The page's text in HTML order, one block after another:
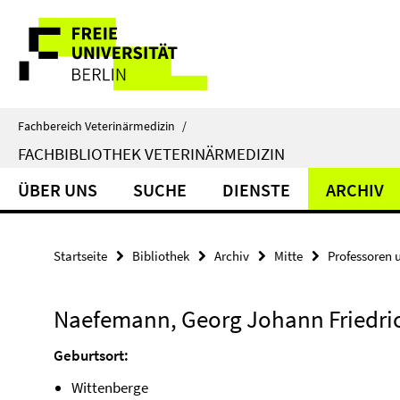
direkt
Inhalt
Service-
Navigation
Fachbereich Veterinärmedizin /
FACHBIBLIOTHEK VETERINÄRMEDIZIN
ÜBER UNS SUCHE DIENSTE ARCHIV
Startseite Bibliothek Archiv Mitte Professoren
Naefemann, Georg Johann
Geburtsort:
Wittenberge